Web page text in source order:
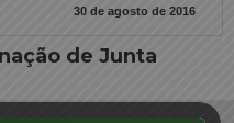
30 de agosto de 2016
de Junta